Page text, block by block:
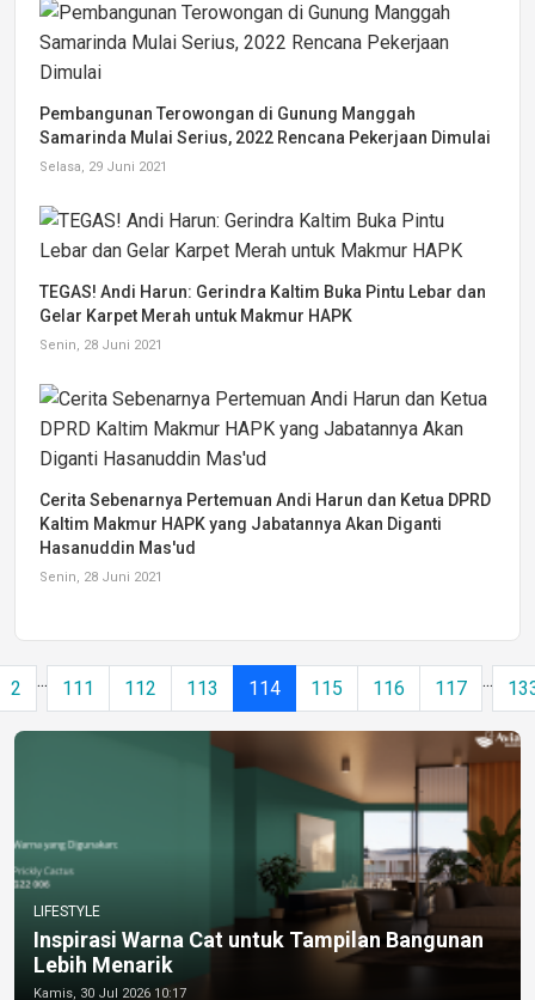
Pembangunan Terowongan di Gunung Manggah
Samarinda Mulai Serius, 2022 Rencana Pekerjaan Dimulai
Selasa, 29 Juni 2021
TEGAS! Andi Harun: Gerindra Kaltim Buka Pintu Lebar dan
Gelar Karpet Merah untuk Makmur HAPK
Senin, 28 Juni 2021
Cerita Sebenarnya Pertemuan Andi Harun dan Ketua DPRD
Kaltim Makmur HAPK yang Jabatannya Akan Diganti
Hasanuddin Mas'ud
Senin, 28 Juni 2021
2 ... 111 112 113 114 115 116 117 ...
LIFESTYLE
Inspirasi Warna Cat untuk Tampilan Bangunan
Lebih Menarik
Kamis, 30 Jul 2026 10:17